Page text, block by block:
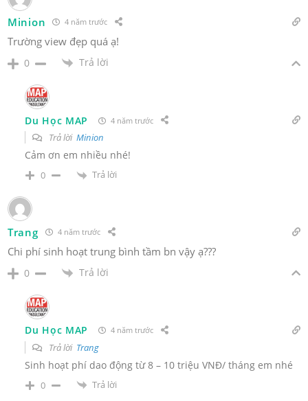
Minion 4 năm trước
Trường view đẹp quá ạ!
0 Trả lời
Du Học MAP 4 năm trước
Trả lời Minion
Cảm ơn em nhiều nhé!
0 Trả lời
Trang 4 năm trước
Chi phí sinh hoạt trung bình tầm bn vậy ạ???
0 Trả lời
Du Học MAP 4 năm trước
Trả lời Trang
Sinh hoạt phí dao động từ 8 – 10 triệu VNĐ/ tháng em nhé
0 Trả lời